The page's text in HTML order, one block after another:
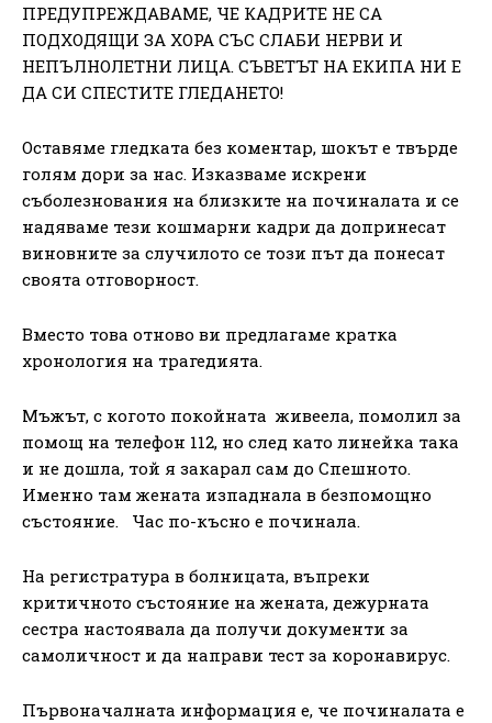
ПРЕДУПРЕЖДАВАМЕ, ЧЕ КАДРИТЕ НЕ СА
ПОДХОДЯЩИ ЗА ХОРА СЪС СЛАБИ НЕРВИ И
НЕПЪЛНОЛЕТНИ ЛИЦА. СЪВЕТЪТ НА ЕКИПА НИ Е
ДА СИ СПЕСТИТЕ ГЛЕДАНЕТО!
Оставяме гледката без коментар, шокът е твърде
голям дори за нас. Изказваме искрени
съболезнования на близките на починалата и се
надяваме тези кошмарни кадри да допринесат
виновните за случилото се този път да понесат
своята отговорност.
Вместо това отново ви предлагаме кратка
хронология на трагедията.
Мъжът, с когото покойната живеела, помолил за
помощ на телефон 112, но след като линейка така
и не дошла, той я закарал сам до Спешното.
Именно там жената изпаднала в безпомощно
състояние. Час по-късно е починала.
На регистратура в болницата, въпреки
критичното състояние на жената, дежурната
сестра настоявала да получи документи за
самоличност и да направи тест за коронавирус.
Първоначалната информация е, че починалата е